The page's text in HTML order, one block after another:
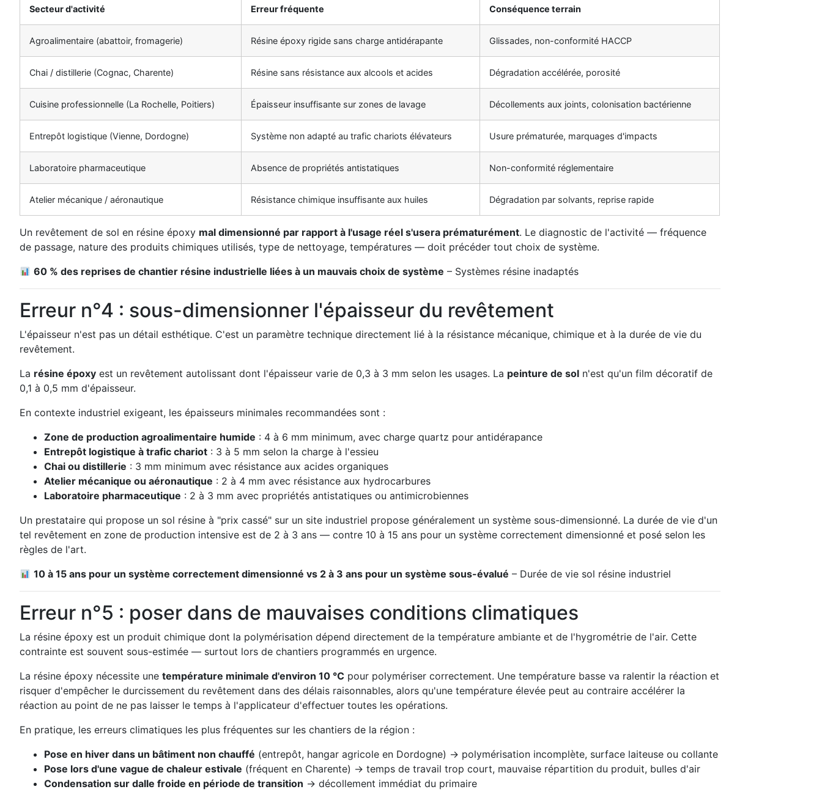
Secteur d'activité Erreur fréquente Conséquence terrain
Agroalimentaire (abattoir, fromagerie) Résine époxy rigide sans charge antidérapante Glissades, non-conformité HACCP
Chai / distillerie (Cognac, Charente) Résine sans résistance aux alcools et acides Dégradation accélérée, porosité
Cuisine professionnelle (La Rochelle, Poitiers) Épaisseur insuffisante sur zones de lavage Décollements aux joints, colonisation bactérienne
Entrepôt logistique (Vienne, Dordogne) Système non adapté au trafic chariots élévateurs Usure prématurée, marquages d'impacts
Laboratoire pharmaceutique Absence de propriétés antistatiques Non-conformité réglementaire
Atelier mécanique / aéronautique Résistance chimique insuffisante aux huiles Dégradation par solvants, reprise rapide
Un revêtement de sol en résine époxy mal dimensionné par rapport à l'usage réel s'usera prématurément. Le diagnostic de l'activité — fréquence
de passage, nature des produits chimiques utilisés, type de nettoyage, températures — doit précéder tout choix de système.
60 % des reprises de chantier résine industrielle liées à un mauvais choix de système – Systèmes résine inadaptés
Erreur n°4 : sous-dimensionner l'épaisseur du revêtement
L'épaisseur n'est pas un détail esthétique. C'est un paramètre technique directement lié à la résistance mécanique, chimique et à la durée de vie du
revêtement.
La résine époxy est un revêtement autolissant dont l'épaisseur varie de 0,3 à 3 mm selon les usages. La peinture de sol n'est qu'un film décoratif de
0,1 à 0,5 mm d'épaisseur.
En contexte industriel exigeant, les épaisseurs minimales recommandées sont :
Zone de production agroalimentaire humide : 4 à 6 mm minimum, avec charge quartz pour antidérapance
Entrepôt logistique à trafic chariot : 3 à 5 mm selon la charge à l'essieu
Chai ou distillerie : 3 mm minimum avec résistance aux acides organiques
Atelier mécanique ou aéronautique : 2 à 4 mm avec résistance aux hydrocarbures
Laboratoire pharmaceutique : 2 à 3 mm avec propriétés antistatiques ou antimicrobiennes
Un prestataire qui propose un sol résine à "prix cassé" sur un site industriel propose généralement un système sous-dimensionné. La durée de vie d'un
tel revêtement en zone de production intensive est de 2 à 3 ans — contre 10 à 15 ans pour un système correctement dimensionné et posé selon les
règles de l'art.
10 à 15 ans pour un système correctement dimensionné vs 2 à 3 ans pour un système sous-évalué – Durée de vie sol résine industriel
Erreur n°5 : poser dans de mauvaises conditions climatiques
La résine époxy est un produit chimique dont la polymérisation dépend directement de la température ambiante et de l'hygrométrie de l'air. Cette
contrainte est souvent sous-estimée — surtout lors de chantiers programmés en urgence.
La résine époxy nécessite une température minimale d'environ 10 °C pour polymériser correctement. Une température basse va ralentir la réaction et
risquer d'empêcher le durcissement du revêtement dans des délais raisonnables, alors qu'une température élevée peut au contraire accélérer la
réaction au point de ne pas laisser le temps à l'applicateur d'effectuer toutes les opérations.
En pratique, les erreurs climatiques les plus fréquentes sur les chantiers de la région :
Pose en hiver dans un bâtiment non chauffé (entrepôt, hangar agricole en Dordogne) → polymérisation incomplète, surface laiteuse ou collante
Pose lors d'une vague de chaleur estivale (fréquent en Charente) → temps de travail trop court, mauvaise répartition du produit, bulles d'air
Condensation sur dalle froide en période de transition → décollement immédiat du primaire